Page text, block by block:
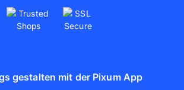
gestalten mit der Pixum App